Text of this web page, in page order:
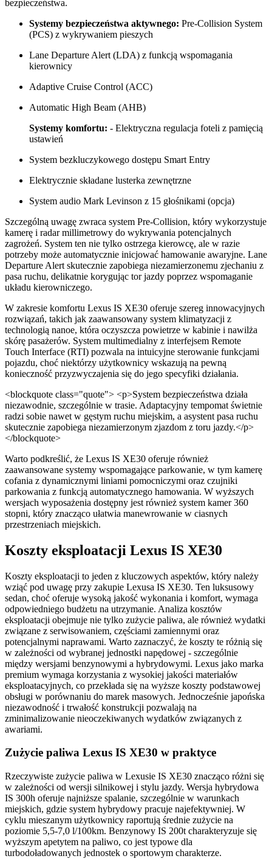
bezpieczeństwa.
Systemy bezpieczeństwa aktywnego: Pre-Collision System
(PCS) z wykrywaniem pieszych
Lane Departure Alert (LDA) z funkcją wspomagania
kierownicy
Adaptive Cruise Control (ACC)
Automatic High Beam (AHB)
Systemy komfortu: - Elektryczna regulacja foteli z pamięcią
ustawień
System bezkluczykowego dostępu Smart Entry
Elektrycznie składane lusterka zewnętrzne
System audio Mark Levinson z 15 głośnikami (opcja)
Szczególną uwagę zwraca system Pre-Collision, który wykorzystuje
kamerę i radar millimetrowy do wykrywania potencjalnych
zagrożeń. System ten nie tylko ostrzega kierowcę, ale w razie
potrzeby może automatycznie inicjować hamowanie awaryjne. Lane
Departure Alert skutecznie zapobiega niezamierzonemu zjechaniu z
pasa ruchu, delikatnie korygując tor jazdy poprzez wspomaganie
układu kierowniczego.
W zakresie komfortu Lexus IS XE30 oferuje szereg innowacyjnych
rozwiązań, takich jak zaawansowany system klimatyzacji z
technologią nanoe, która oczyszcza powietrze w kabinie i nawilża
skórę pasażerów. System multimedialny z interfejsem Remote
Touch Interface (RTI) pozwala na intuicyjne sterowanie funkcjami
pojazdu, choć niektórzy użytkownicy wskazują na pewną
konieczność przyzwyczajenia się do jego specyfiki działania.
<blockquote class="quote"> <p>System bezpieczeństwa działa
niezawodnie, szczególnie w trasie. Adaptacyjny tempomat świetnie
radzi sobie nawet w gęstym ruchu miejskim, a asystent pasa ruchu
skutecznie zapobiega niezamierzonym zjazdom z toru jazdy.</p>
</blockquote>
Warto podkreślić, że Lexus IS XE30 oferuje również
zaawansowane systemy wspomagające parkowanie, w tym kamerę
cofania z dynamicznymi liniami pomocniczymi oraz czujniki
parkowania z funkcją automatycznego hamowania. W wyższych
wersjach wyposażenia dostępny jest również system kamer 360
stopni, który znacząco ułatwia manewrowanie w ciasnych
przestrzeniach miejskich.
Koszty eksploatacji Lexus IS XE30
Koszty eksploatacji to jeden z kluczowych aspektów, który należy
wziąć pod uwagę przy zakupie Lexusa IS XE30. Ten luksusowy
sedan, choć oferuje wysoką jakość wykonania i komfort, wymaga
odpowiedniego budżetu na utrzymanie. Analiza kosztów
eksploatacji obejmuje nie tylko zużycie paliwa, ale również wydatki
związane z serwisowaniem, częściami zamiennymi oraz
potencjalnymi naprawami. Warto zaznaczyć, że koszty te różnią się
w zależności od wybranej jednostki napędowej - szczególnie
między wersjami benzynowymi a hybrydowymi. Lexus jako marka
premium wymaga korzystania z wysokiej jakości materiałów
eksploatacyjnych, co przekłada się na wyższe koszty podstawowej
obsługi w porównaniu do marek masowych. Jednocześnie japońska
niezawodność i trwałość konstrukcji pozwalają na
zminimalizowanie nieoczekiwanych wydatków związanych z
awariami.
Zużycie paliwa Lexus IS XE30 w praktyce
Rzeczywiste zużycie paliwa w Lexusie IS XE30 znacząco różni się
w zależności od wersji silnikowej i stylu jazdy. Wersja hybrydowa
IS 300h oferuje najniższe spalanie, szczególnie w warunkach
miejskich, gdzie system hybrydowy pracuje najefektywniej. W
cyklu mieszanym użytkownicy raportują średnie zużycie na
poziomie 5,5-7,0 l/100km. Benzynowy IS 200t charakteryzuje się
wyższym apetytem na paliwo, co jest typowe dla
turbodoładowanych jednostek o sportowym charakterze.